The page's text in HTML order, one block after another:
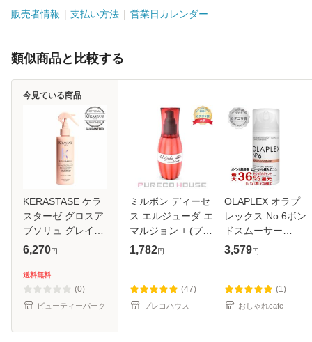
販売者情報 支払い方法 営業日カレンダー
類似商品と比較する
KERASTASE ケラ
スターゼ グロスア
ブソリュ グレイズ
ミルク 190mL ヘ
売 水光 ツヤ髪 し
っとり さらさら く
せ毛 枝毛 ギ
6,270円
送料無料
(0)
ビューティーパーク
今見ている商品
ミルボン ディーセ
ス エルジューダ エ
マルジョン + (プラ
ス) (ヘアトリート
1,782円
(47)
プレコハウス
OLAPLEX オラプ
レックス No.6ボン
ドスムーサー
100ml[洗い流さな
(6045601)
3,579円
(1)
おしゃれcafe